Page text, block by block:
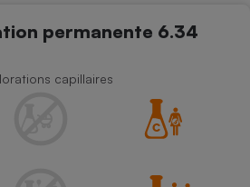
permanente 6.34
capillaires